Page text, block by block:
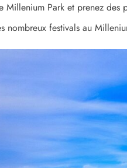
Millenium Park et prenez des
nombreux festivals au